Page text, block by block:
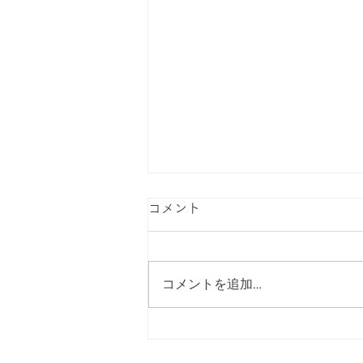
令和7年度とうきょうすくわ
くプログラム活動報告
コメント
コメントを追加…